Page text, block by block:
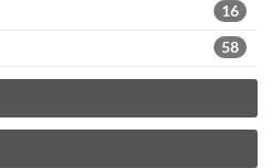
16
58